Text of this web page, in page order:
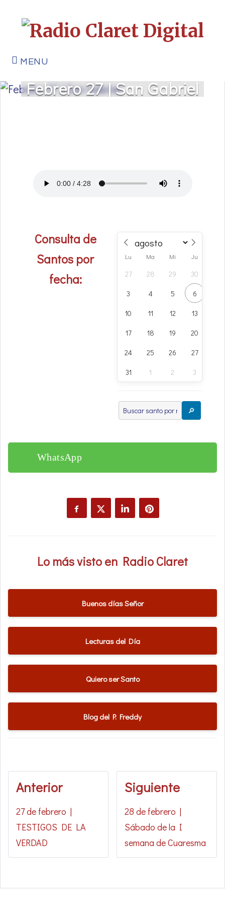
MENU
Febrero 27 | San Gabriel
Consulta de
Santos por
fecha:
Lu Ma Mi Ju
27 28 29 30
3 4 5 6
10 11 12 13
17 18 19 20
24 25 26 27
31 1 2 3
🔎
WhatsApp
Lo más visto en Radio Claret
Buenos días Señor
Lecturas del Día
Quiero ser Santo
Blog del P. Freddy
Anterior
27 de febrero |
TESTIGOS DE LA
VERDAD
Siguiente
28 de febrero |
Sábado de la I
semana de Cuaresma